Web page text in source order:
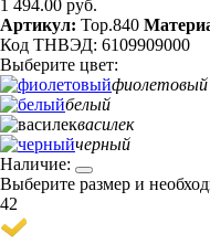
1 494.00 руб.
Артикул: Top.840
Код ТНВЭД: 6109909000
Выберите цвет:
фиолетовый
белый
василек
черный
Наличие:
Выберите размер и
42